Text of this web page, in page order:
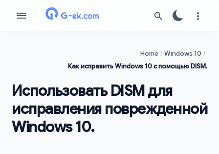
Home
Windows 10
Как исправить Windows 10 с помощью DISM.
Использовать DISM для
исправления поврежденной
Windows 10.